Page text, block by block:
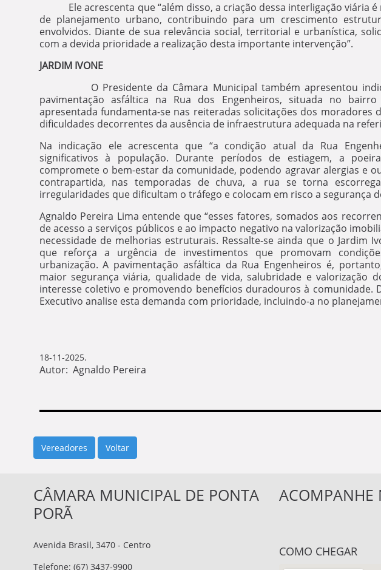
Ele acrescenta que “além disso, a criação dessa interligação viária é
de planejamento urbano, contribuindo para um crescimento
envolvidos. Diante de sua relevância social, territorial e urbanística,
com a devida prioridade a realização desta importante intervenção”.
JARDIM IVONE
O Presidente da Câmara Municipal também apresentou
pavimentação asfáltica na Rua dos Engenheiros, situada no
apresentada fundamenta-se nas reiteradas solicitações dos moradores
dificuldades decorrentes da ausência de infraestrutura adequada na
Na indicação ele acrescenta que “a condição atual da Rua
significativos à população. Durante períodos de estiagem, a
compromete o bem-estar da comunidade, podendo agravar alergias e
contrapartida, nas temporadas de chuva, a rua se torna
irregularidades que dificultam o tráfego e colocam em risco a segurança
Agnaldo Pereira Lima entende que “esses fatores, somados aos
de acesso a serviços públicos e ao impacto negativo na valorização
necessidade de melhorias estruturais. Ressalte-se ainda que o Jardim
que reforça a urgência de investimentos que promovam
urbanização. A pavimentação asfáltica da Rua Engenheiros é,
maior segurança viária, qualidade de vida, salubridade e valorização
interesse coletivo e promovendo benefícios duradouros à comunidade.
Executivo analise esta demanda com prioridade, incluindo-a no
18-11-2025.
Autor: Agnaldo Pereira
Vereadores
CÂMARA MUNICIPAL DE PONTA
PORÃ
Avenida Brasil, 3470 - Centro
Telefone: (67) 3437-9900
ACOMPANHE
COMO CHEGAR